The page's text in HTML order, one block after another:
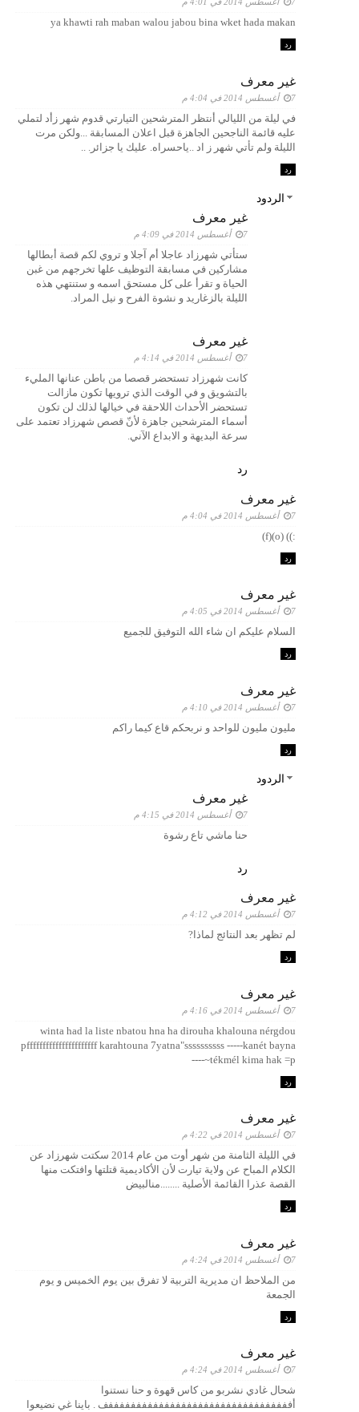
ya khawti rah maban walou jabou bina wket hada makan
رد
غير معرف
7 أغسطس 2014 في 4:04 م
في ليلة من الليالي أنتظر المترشحين التيارتي قدوم شهر زأد لتملي
عليه قائمة الناجحين الجاهزة قبل اعلان المسابقة ...ولكن مرت
الليلة ولم تأتي شهر ز اد ..ياحسراه. عليك يا جزائر. ..
رد
الردود
غير معرف
7 أغسطس 2014 في 4:09 م
ستأتي شهرزاد عاجلا أم آجلا و تروي لكم قصة أبطالها
مشاركين في مسابقة التوظيف علها تخرجهم من غبن
الحياة و تقرأ على كل مستحق اسمه و ستنتهي هذه
الليلة بالزغاريد و نشوة الفرح و نيل المراد.
غير معرف
7 أغسطس 2014 في 4:14 م
كانت شهرزاد تستحضر قصصا من باطن عنانها المليء
بالتشويق و في الوقت الذي ترويها تكون مازالت
تستحضر الأحداث اللاحقة في خيالها لذلك لن تكون
أسماء المترشحين جاهزة لأنّ قصص شهرزاد تعتمد على
سرعة البديهة و الابداع الآني.
رد
غير معرف
7 أغسطس 2014 في 4:04 م
:)) (o)(f)
رد
غير معرف
7 أغسطس 2014 في 4:05 م
السلام عليكم ان شاء الله التوفيق للجميع
رد
غير معرف
7 أغسطس 2014 في 4:10 م
مليون مليون للواحد و نربحكم قاع كيما راكم
رد
الردود
غير معرف
7 أغسطس 2014 في 4:15 م
حنا ماشي تاع رشوة
رد
غير معرف
7 أغسطس 2014 في 4:12 م
لم تظهر بعد النتائج لماذا?
رد
غير معرف
7 أغسطس 2014 في 4:16 م
winta had la liste nbatou hna ha dirouha khalouna nérgdou
pffffffffffffffffffffff karahtouna 7yatna"ssssssssss -----kanét bayna
tékmél kima hak =p~----
رد
غير معرف
7 أغسطس 2014 في 4:22 م
في الليلة الثامنة من شهر أوت من عام 2014 سكتت شهرزاد عن
الكلام المباح عن ولاية تيارت لأن الأكاديمية قتلتها وافتكت منها
القصة عذرا القائمة الأصلية ........منالبيض
رد
غير معرف
7 أغسطس 2014 في 4:24 م
من الملاحظ ان مديرية التربية لا تفرق بين يوم الخميس و يوم
الجمعة
رد
غير معرف
7 أغسطس 2014 في 4:24 م
شحال غادي نشربو من كاس قهوة و حنا نستنوا
أفففففففففففففففففففففففففففففففففف . باينا غي نضيعوا